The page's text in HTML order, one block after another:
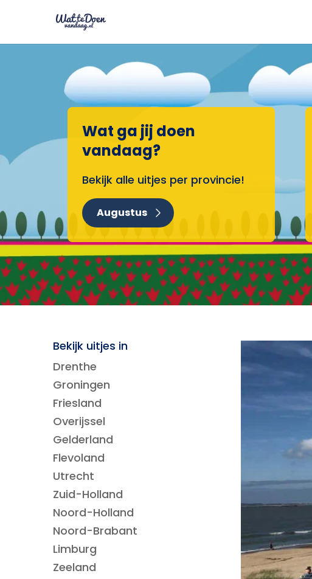
Wat ga jij doen
vandaag?
Bekijk alle uitjes per provincie!
Augustus
Bekijk uitjes in
Drenthe
Groningen
Friesland
Overijssel
Gelderland
Flevoland
Utrecht
Zuid-Holland
Noord-Holland
Noord-Brabant
Limburg
Zeeland